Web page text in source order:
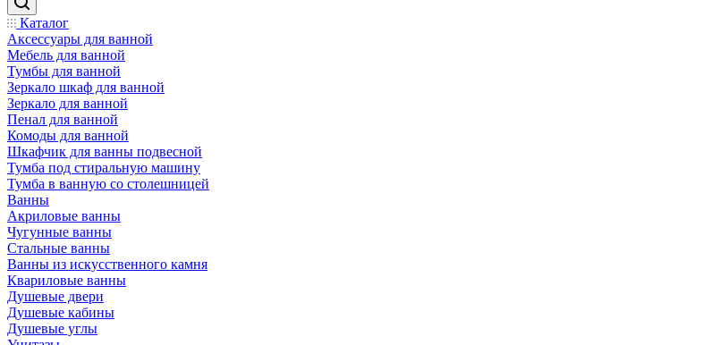
Каталог
Аксессуары для ванной
Мебель для ванной
Тумбы для ванной
Зеркало шкаф для ванной
Зеркало для ванной
Пенал для ванной
Комоды для ванной
Шкафчик для ванны подвесной
Тумба под стиральную машину
Тумба в ванную со столешницей
Ванны
Акриловые ванны
Чугунные ванны
Стальные ванны
Ванны из искусственного камня
Квариловые ванны
Душевые двери
Душевые кабины
Душевые углы